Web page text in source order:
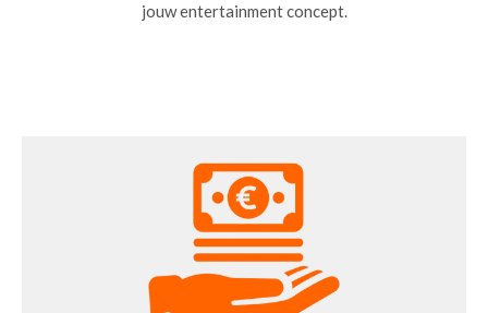
jouw entertainment concept.